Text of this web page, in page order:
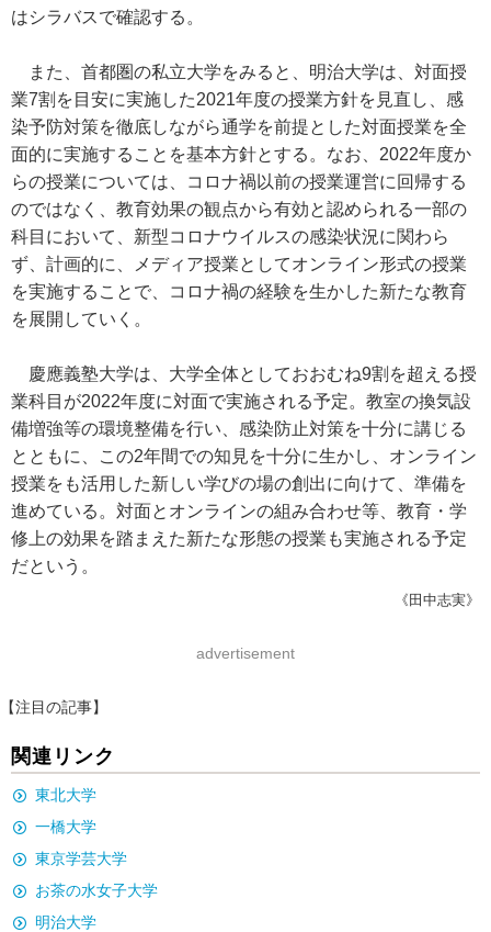
はシラバスで確認する。
また、首都圏の私立大学をみると、明治大学は、対面授
業7割を目安に実施した2021年度の授業方針を見直し、感
染予防対策を徹底しながら通学を前提とした対面授業を全
面的に実施することを基本方針とする。なお、2022年度か
らの授業については、コロナ禍以前の授業運営に回帰する
のではなく、教育効果の観点から有効と認められる一部の
科目において、新型コロナウイルスの感染状況に関わら
ず、計画的に、メディア授業としてオンライン形式の授業
を実施することで、コロナ禍の経験を生かした新たな教育
を展開していく。
慶應義塾大学は、大学全体としておおむね9割を超える授
業科目が2022年度に対面で実施される予定。教室の換気設
備増強等の環境整備を行い、感染防止対策を十分に講じる
とともに、この2年間での知見を十分に生かし、オンライン
授業をも活用した新しい学びの場の創出に向けて、準備を
進めている。対面とオンラインの組み合わせ等、教育・学
修上の効果を踏まえた新たな形態の授業も実施される予定
だという。
《田中志実》
advertisement
【注目の記事】
関連リンク
東北大学
一橋大学
東京学芸大学
お茶の水女子大学
明治大学